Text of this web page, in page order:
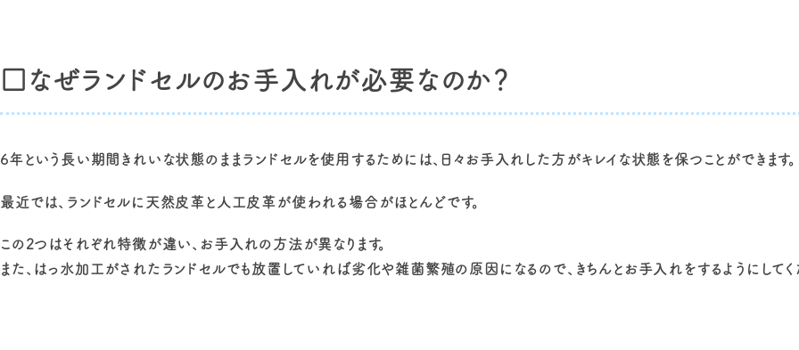
□なぜランドセルのお手入れが必要なのか？
6年という長い期間きれいな状態のままランドセルを使用するためには、日々お手入れした方がキレイな状態を保つことができます。
最近では、ランドセルに天然皮革と人工皮革が使われる場合がほとんどです。
この2つはそれぞれ特徴が違い、お手入れの方法が異なります。
また、はっ水加工がされたランドセルでも放置していれば劣化や雑菌繁殖の原因になるので、きちんとお手入れをするようにしてく